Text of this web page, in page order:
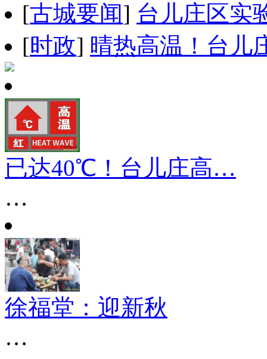
[古城要闻] 台儿庄区实
[时政] 晴热高温！台儿
已达40℃！台儿庄高…
…
徐福堂：迎新秋
…